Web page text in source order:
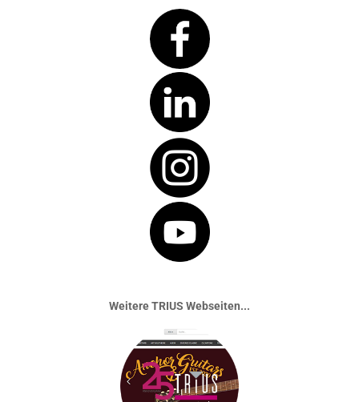
Weitere TRIUS Webseiten...